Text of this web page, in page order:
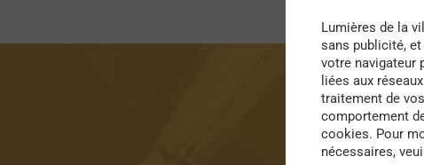
Lumières de la
sans publicité,
votre navigateur
liées aux
traitement de
comportement
cookies. Pour
nécessaires,